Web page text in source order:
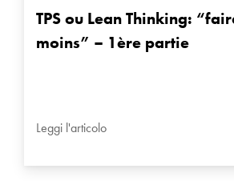
TPS ou Lean Thinking:
moins” – 1ère partie
Leggi l'articolo